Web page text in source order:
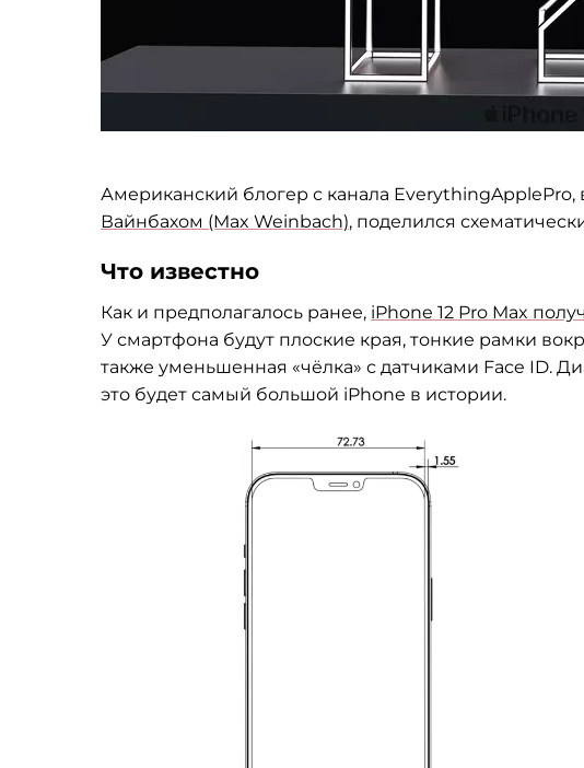
Американский блогер с канала EverythingApplePro,
Вайнбахом (Max Weinbach), поделился
Что известно
Как и предполагалось ранее, iPhone 12 Pro Max
У смартфона будут плоские края, тонкие рамки
также уменьшенная «чёлка» с датчиками Face ID.
это будет самый большой iPhone в истории.